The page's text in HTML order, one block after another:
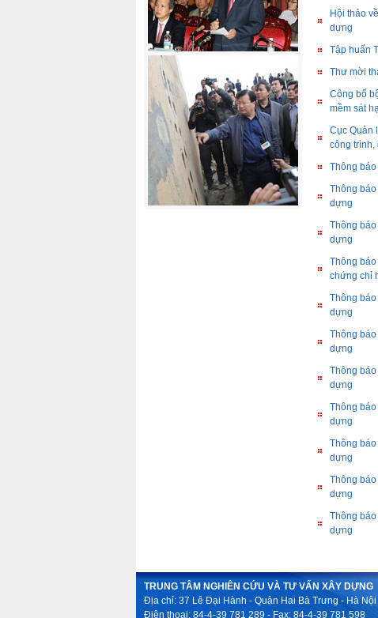
Hội thảo
dựng
Tập huấn
Thư mời
Công bố
mềm sát
Cục Quản
công trình,
Thông
Thông
dựng
Thông
dựng
Thông
chứng chỉ
Thông
dựng
Thông
dựng
Thông
dựng
Thông
dựng
Thông
dựng
Thông
dựng
Thông
dựng
TRUNG TÂM NGHIÊN CỨU VÀ TƯ VẤN XÂY DỰNG
Địa chỉ: 37 Lê Đại Hành - Quận Hai Bà Trưng - Hà Nội
Điện thoại: 84-4-39 781 289 - Fax: 84-4-39 781 598